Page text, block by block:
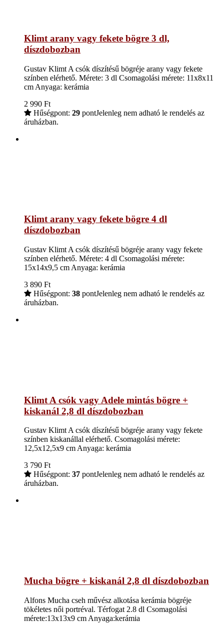
Klimt arany vagy fekete bögre 3 dl,
díszdobozban
Gustav Klimt A csók díszítésű bögréje arany vagy fekete
színben elérhető. Mérete: 3 dl Csomagolási mérete: 11x8x11
cm Anyaga: kerámia
2 990 Ft
Hűségpont: 29 pontJelenleg nem adható le rendelés az
áruházban.
Klimt arany vagy fekete bögre 4 dl
díszdobozban
Gustav Klimt A csók díszítésű bögréje arany vagy fekete
színben elérhető. Mérete: 4 dl Csomagolási mérete:
15x14x9,5 cm Anyaga: kerámia
3 890 Ft
Hűségpont: 38 pontJelenleg nem adható le rendelés az
áruházban.
Klimt A csók vagy Adele mintás bögre +
kiskanál 2,8 dl díszdobozban
Gustav Klimt A csók díszítésű bögréje arany vagy fekete
színben kiskanállal elérhető. Csomagolási mérete:
12,5x12,5x9 cm Anyaga: kerámia
3 790 Ft
Hűségpont: 37 pontJelenleg nem adható le rendelés az
áruházban.
Mucha bögre + kiskanál 2,8 dl díszdobozban
Alfons Mucha cseh művész alkotása kerámia bögréje
tökéletes női portréval. Térfogat 2.8 dl Csomagolási
mérete:13x13x9 cm Anyaga:kerámia